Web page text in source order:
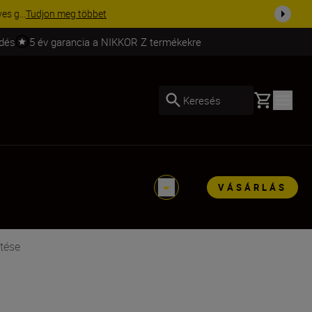
ma a fe...Vásároljon most
5 év garancia a NIKKOR Z termékekre
Keresés Basket
VÁSÁRLÁS